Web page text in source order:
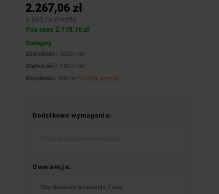
2.267,06 zł
1.843,14 zł netto
You save 2.178,16 zł
Dostępny
Szerokość: 1000 mm
Głębokość: 1400 mm
Wysokość: 450 mm Czytaj więcej
Dodatkowe wymagania:
Gwarancja:
Standardowa gwarancja 2 lata